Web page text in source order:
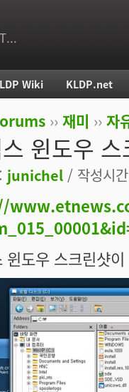
›› 재미 ›› 자
윈도우
junichel / 작성시
윈도우 스크린샷
Wiki KLDP.net